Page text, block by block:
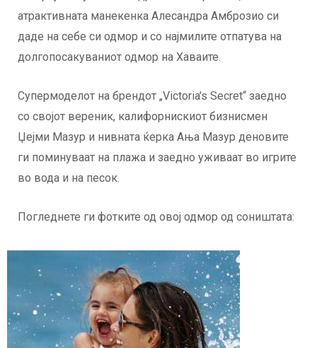
атрактивната манекенка Алесандра Амброзио си
даде на себе си одмор и со најмилите отпатува на
долгопосакуваниот одмор на Хаваите.
Супермоделот на брендот „Victoria’s Secret“ заедно
со својот вереник, калифорнискиот бизнисмен
Џејми Мазур и нивната ќерка Ања Мазур деновите
ги поминуваат на плажа и заедно уживаат во игрите
во вода и на песок.
Погледнете ги фотките од овој одмор од соништата: